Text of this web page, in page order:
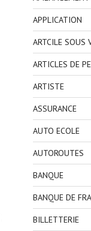
APPLICATION
ARTCILE SOUS
ARTICLES DE
ARTISTE
ASSURANCE
AUTO ECOLE
AUTOROUTES
BANQUE
BANQUE DE
BILLETTERIE